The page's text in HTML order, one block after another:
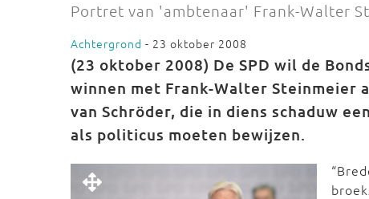
Portret van 'ambtenaar' Frank-Walter
Achtergrond - 23 oktober 2008
(23 oktober 2008) De SPD wil de
winnen met Frank-Walter
van Schröder, die in diens schaduw
als politicus moeten bewijzen.